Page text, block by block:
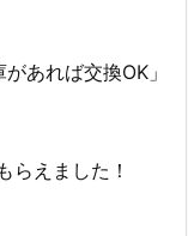
あれば交換OK」
らえました！